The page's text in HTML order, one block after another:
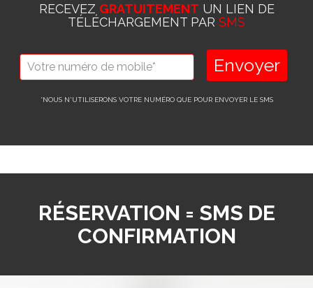
RECEVEZ GRATUITEMENT UN LIEN DE
TÉLÉCHARGEMENT PAR SMS
Envoyer
*NOUS N'UTILISERONS VOTRE NUMÉRO QUE POUR ENVOYER LE SMS
RÉSERVATION = SMS DE
CONFIRMATION